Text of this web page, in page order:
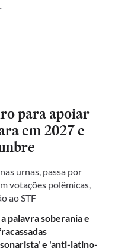
para apoiar
em 2027 e
urnas, passa por
votações polêmicas,
ao STF
palavra soberania e
e 'anti-latino-